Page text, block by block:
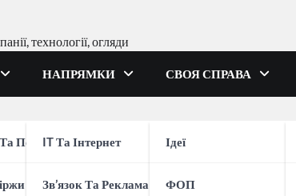
технології, огляди
Та Податки
НАПРЯМКИ
IT Та Інтернет
Зв’язок Та Реклама
СВОЯ СПРАВА
Ідеї
ФОП
простими